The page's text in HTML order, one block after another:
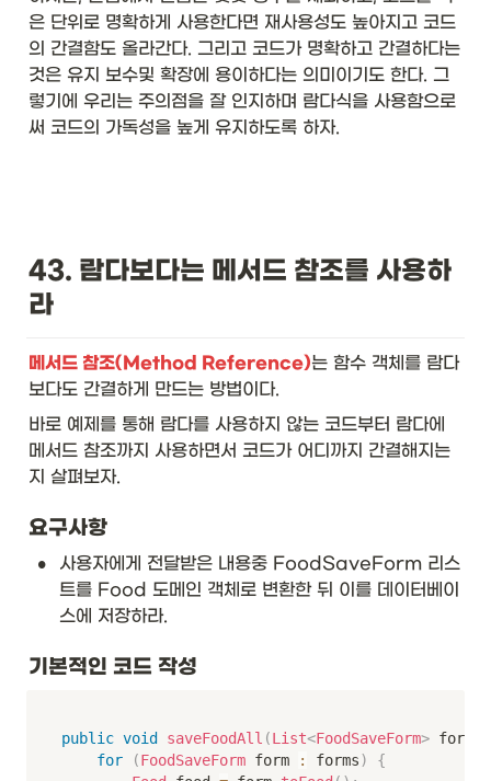
은 단위로 명확하게 사용한다면 재사용성도 높아지고 코드
의 간결함도 올라간다. 그리고 코드가 명확하고 간결하다는
것은 유지 보수및 확장에 용이하다는 의미이기도 한다. 그
렇기에 우리는 주의점을 잘 인지하며 람다식을 사용함으로
써 코드의 가독성을 높게 유지하도록 하자.
43. 람다보다는 메서드 참조를 사용하
라
메서드 참조(Method Reference)는 함수 객체를 람다
보다도 간결하게 만드는 방법이다.
바로 예제를 통해 람다를 사용하지 않는 코드부터 람다에
메서드 참조까지 사용하면서 코드가 어디까지 간결해지는
지 살펴보자.
요구사항
•
사용자에게 전달받은 내용중 FoodSaveForm 리스
트를 Food 도메인 객체로 변환한 뒤 이를 데이터베이
스에 저장하라.
기본적인 코드 작성
public void saveFoodAll (List<FoodSaveForm> forms
for
(FoodSaveForm form : forms)
{